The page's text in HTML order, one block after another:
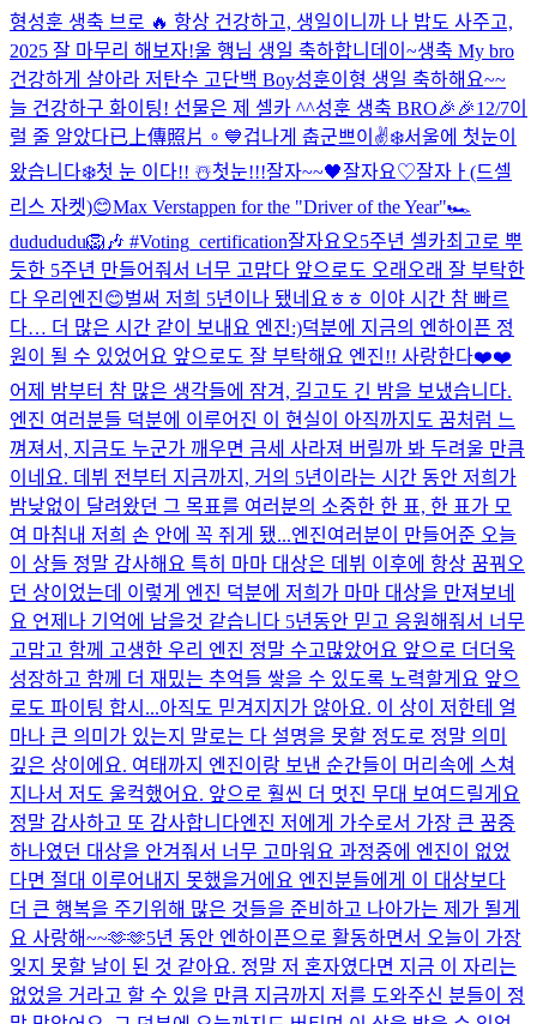
형성훈 생축 브로 🔥 항상 건강하고, 생일이니까 나 밥도 사주고,
2025 잘 마무리 해보자!울 행님 생일 축하합니데이~생축 My bro
건강하게 살아라 저탄수 고단백 Boy성훈이형 생일 축하해요~~
늘 건강하구 화이팅! 선물은 제 셀카 ^^성훈 생축 BRO🎉🎉12/7이
럴 줄 알았다已上傳照片。 💙겁나게 춥군쁘이✌️❄️서울에 첫눈이
왔습니다❄️첫 눈 이다!! ☃️첫눈!!!잘자~~🖤잘자요♡잘자ㅏ(드셀
리스 자켓)😊Max Verstappen for the "Driver of the Year"🏎
dudududu🦁🎶 #Voting_certification잘자요오5주년 셀카최고로 뿌
듯한 5주년 만들어줘서 너무 고맙다 앞으로도 오래오래 잘 부탁한
다 우리엔진😊벌써 저희 5년이나 됐네요ㅎㅎ 이야 시간 참 빠르
다… 더 많은 시간 같이 보내요 엔진:)덕분에 지금의 엔하이픈 정
원이 될 수 있었어요 앞으로도 잘 부탁해요 엔진!! 사랑한다❤️❤️
어제 밤부터 참 많은 생각들에 잠겨, 길고도 긴 밤을 보냈습니다.
엔진 여러분들 덕분에 이루어진 이 현실이 아직까지도 꿈처럼 느
껴져서, 지금도 누군가 깨우면 금세 사라져 버릴까 봐 두려울 만큼
이네요. 데뷔 전부터 지금까지, 거의 5년이라는 시간 동안 저희가
밤낮없이 달려왔던 그 목표를 여러분의 소중한 한 표, 한 표가 모
여 마침내 저희 손 안에 꼭 쥐게 됐...엔진여러분이 만들어준 오늘
이 상들 정말 감사해요 특히 마마 대상은 데뷔 이후에 항상 꿈꿔오
던 상이었는데 이렇게 엔진 덕분에 저희가 마마 대상을 만져보네
요 언제나 기억에 남을것 같습니다 5년동안 믿고 응원해줘서 너무
고맙고 함께 고생한 우리 엔진 정말 수고많았어요 앞으로 더더욱
성장하고 함께 더 재밌는 추억들 쌓을 수 있도록 노력할게요 앞으
로도 파이팅 합시...아직도 믿겨지지가 않아요. 이 상이 저한테 얼
마나 큰 의미가 있는지 말로는 다 설명을 못할 정도로 정말 의미
깊은 상이에요. 여태까지 엔진이랑 보낸 순간들이 머리속에 스쳐
지나서 저도 울컥했어요. 앞으로 훨씬 더 멋진 무대 보여드릴게요
정말 감사하고 또 감사합니다엔진 저에게 가수로서 가장 큰 꿈중
하나였던 대상을 안겨줘서 너무 고마워요 과정중에 엔진이 없었
다면 절대 이루어내지 못했을거에요 엔진분들에게 이 대상보다
더 큰 행복을 주기위해 많은 것들을 준비하고 나아가는 제가 될게
요 사랑해~~🫶🫶5년 동안 엔하이픈으로 활동하면서 오늘이 가장
잊지 못할 날이 된 것 같아요. 정말 저 혼자였다면 지금 이 자리는
없었을 거라고 할 수 있을 만큼 지금까지 저를 도와주신 분들이 정